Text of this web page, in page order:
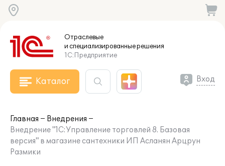
Отраслевые
и специализированныерешения
1С:Предприятие
Каталог Вход
Главная
Внедрения
Внедрение "1С:Управление торговлей 8. Базовая
версия" в магазине сантехники ИП Асланян Арцрун
Размики